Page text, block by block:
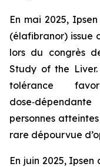
En mai 2025,
(élafibranor) issue
lors du congrès
Study of the
tolérance
personnes
rare dépourvue
En juin 2025,